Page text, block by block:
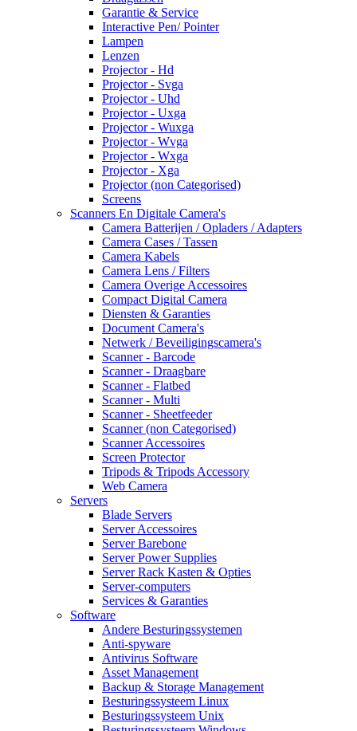
Garantie & Service
Interactive Pen/ Pointer
Lampen
Lenzen
Projector - Hd
Projector - Svga
Projector - Uhd
Projector - Uxga
Projector - Wuxga
Projector - Wvga
Projector - Wxga
Projector - Xga
Projector (non Categorised)
Screens
Scanners En Digitale Camera's
Camera Batterijen / Opladers / Adapters
Camera Cases / Tassen
Camera Kabels
Camera Lens / Filters
Camera Overige Accessoires
Compact Digital Camera
Diensten & Garanties
Document Camera's
Netwerk / Beveiligingscamera's
Scanner - Barcode
Scanner - Draagbare
Scanner - Flatbed
Scanner - Multi
Scanner - Sheetfeeder
Scanner (non Categorised)
Scanner Accessoires
Screen Protector
Tripods & Tripods Accessory
Web Camera
Servers
Blade Servers
Server Accessoires
Server Barebone
Server Power Supplies
Server Rack Kasten & Opties
Server-computers
Services & Garanties
Software
Andere Besturingssystemen
Anti-spyware
Antivirus Software
Asset Management
Backup & Storage Management
Besturingssysteem Linux
Besturingssysteem Unix